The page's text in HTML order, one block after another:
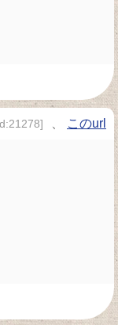
このurl